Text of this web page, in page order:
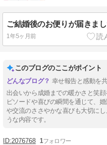
ご結婚後のお便りが届きまし
1年5ヶ月前
このブログのここがポイント
幸せ報告と感動を
出会いから成婚までの暖かさと笑
ピソードや喜びの瞬間を通じて、
や交流のささやかな喜びも大切に
うな内容です。
2076768 1